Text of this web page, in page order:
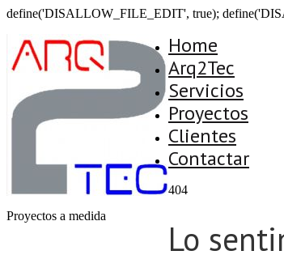
define('DISALLOW_FILE_EDIT', true);
Proyectos a medida
Home
Arq2Tec
Servicios
Proyectos
Clientes
Contactar
404
Lo